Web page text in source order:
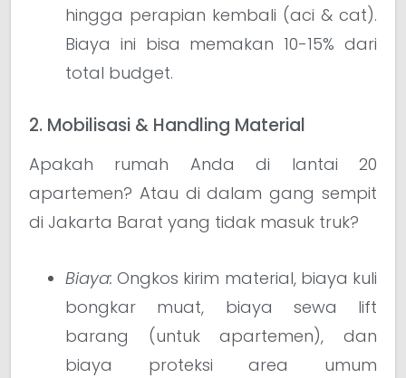
hingga perapian kembali (aci & cat).
Biaya ini bisa memakan 10-15% dari
total budget.
2. Mobilisasi & Handling Material
Apakah rumah Anda di lantai 20
apartemen? Atau di dalam gang sempit
di Jakarta Barat yang tidak masuk truk?
Biaya: Ongkos kirim material, biaya kuli
bongkar muat, biaya sewa lift
barang (untuk apartemen), dan
biaya proteksi area umum